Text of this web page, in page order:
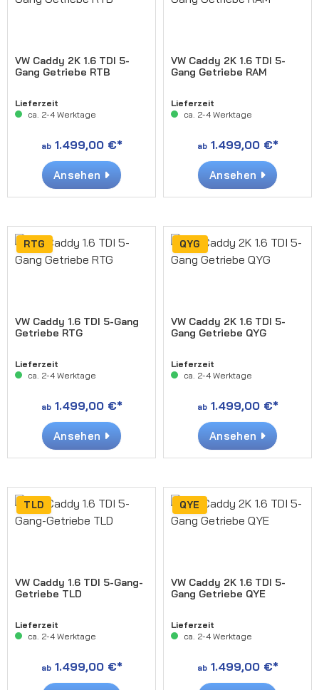
VW Caddy 2K 1.6 TDI 5-
Gang Getriebe RTB
Lieferzeit
ca. 2-4 Werktage
ab1.499,00 €*
Ansehen
VW Caddy 2K 1.6 TDI 5-
Gang Getriebe RAM
Lieferzeit
ca. 2-4 Werktage
ab1.499,00 €*
Ansehen
RTG
VW Caddy 1.6 TDI 5-Gang
Getriebe RTG
Lieferzeit
ca. 2-4 Werktage
ab1.499,00 €*
Ansehen
QYG
VW Caddy 2K 1.6 TDI 5-
Gang Getriebe QYG
Lieferzeit
ca. 2-4 Werktage
ab1.499,00 €*
Ansehen
TLD
VW Caddy 1.6 TDI 5-Gang-
Getriebe TLD
Lieferzeit
ca. 2-4 Werktage
ab1.499,00 €*
QYE
VW Caddy 2K 1.6 TDI 5-
Gang Getriebe QYE
Lieferzeit
ca. 2-4 Werktage
ab1.499,00 €*